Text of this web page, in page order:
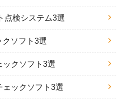
点検システム3選
ソフト3選
ックソフト3選
ェックソフト3選